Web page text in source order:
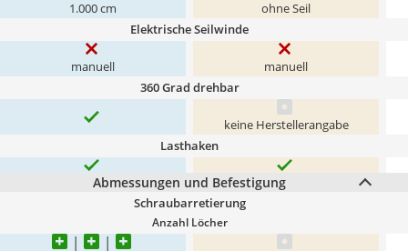
1.000 cm ohne Seil
Elektrische Seilwinde
manuell manuell
360 Grad drehbar
keine Herstellerangabe
Lasthaken
Abmessungen und Befestigung
Schraubarretierung
Anzahl Löcher